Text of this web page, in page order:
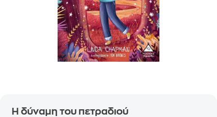
Η δύναμη του πετραδιού